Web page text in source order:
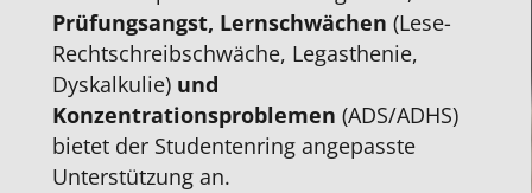
Prüfungsangst, Lernschwächen(Lese-
Rechtschreibschwäche, Legasthenie,
Dyskalkulie) und
Konzentrationsproblemen(ADS/ADHS)
bietet der Studentenring angepasste
Unterstützung an.